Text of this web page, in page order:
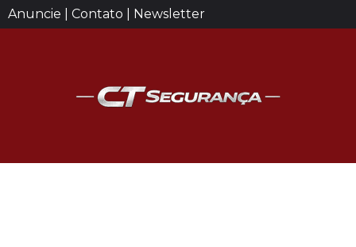
Anuncie | Contato | Newsletter